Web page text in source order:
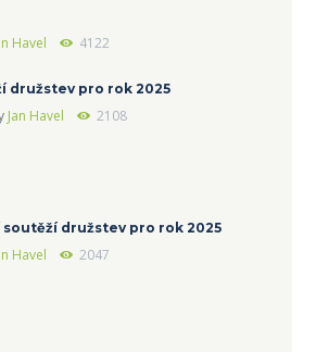
Havel 4122
družstev pro rok 2025
Jan Havel 2108
družstev pro rok 2025
Havel 2047